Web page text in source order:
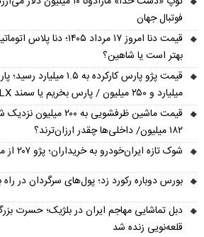
فوتبال جهان
بهتر است یا شاهین؟
میلیارد و ۲۵۰ میلیون / پارس بخریم یا سمند LX؟
۱۸۲ میلیون/ داخلی‌ها چقدر ارزان‌ترند؟
شوک تازه ایران‌خودرو به خریداران؛ پژو ۲۰۷ از مرز ۲ میلیارد تومان عبور کرد
بورس دوباره رکورد زد؛ پول‌های سرگردان در راه
دبل تماشایی مهاجم ایران در بلژیک؛ حسرت
قلعه‌نویی زنده شد